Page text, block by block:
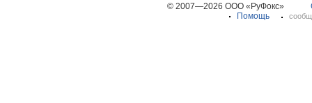
© 2007—2026 ООО «РуФокс»
Помощь